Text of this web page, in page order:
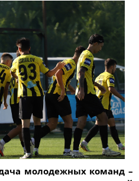
молодежных команд –